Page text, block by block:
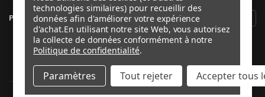
PRO-BOLT FRANCE
SUIVEZ-NOUS
technologies similaires) pour recueillir des
données afin d'améliorer votre expérience
d'achat.En utilisant notre site Web, vous autorisez
la collecte de données conformément à notre
Politique de confidentialité.
Paramètres Tout rejeter Accepter tous